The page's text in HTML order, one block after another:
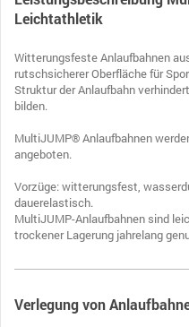
Leichtathletik
Witterungsfeste Anlaufbahnen
rutschsicherer Oberfläche für
Struktur der Anlaufbahn
bilden.
MultiJUMP®Anlaufbahnen
angeboten.
Vorzüge: witterungsfest,
dauerelastisch.
MultiJUMP-Anlaufbahnen sind
trockener Lagerung jahrelang
Verlegung von